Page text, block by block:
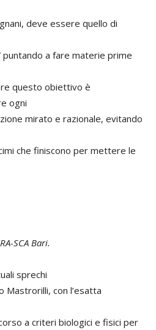
deve essere quello di
puntando a fare materie prime
questo obiettivo è
ogni
mirato e razionale, evitando
che finiscono per mettere le
SCA Bari.
sprechi
Mastrorilli, con l’esatta
a criteri biologici e fisici per